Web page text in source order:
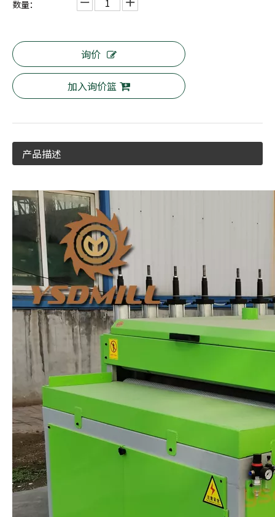
数量：
询价
加入询价篮
产品描述